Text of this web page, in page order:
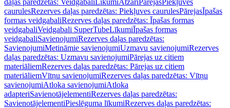
daļas paredzētas: Veidgabali LīkumiAtzari PārejasPiekļuves
caurulesRezerves daļas paredzētas: Piekļuves caurulesPārejasĪpašas
formas veidgabaliRezerves daļas paredzētas: Īpašas formas
veidgabaliVeidgabali SuperTubeLīkumiĪpašas formas
veidgabaliSavienojumiRezerves daļas paredzētas:
SavienojumiMetināmie savienojumiUzmavu savienojumiRezerves
daļas paredzētas: Uzmavu savienojumiPārejas uz citiem
materiāliemRezerves daļas paredzētas: Pārejas uz citiem
materiāliemVītņu savienojumiRezerves daļas paredzētas: Vītņu
savienojumiAtloka savienojumiAtloka
adapteriSavienotājelementiRezerves daļas paredzētas:
SavienotājelementiPieslēguma līkumiRezerves daļas paredzētas: